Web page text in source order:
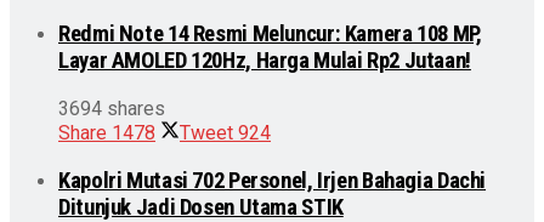
Redmi Note 14 Resmi Meluncur: Kamera 108 MP,
Layar AMOLED 120Hz, Harga Mulai Rp2 Jutaan!
3694 shares
Share 1478 Tweet 924
Kapolri Mutasi 702 Personel, Irjen Bahagia Dachi
Ditunjuk Jadi Dosen Utama STIK